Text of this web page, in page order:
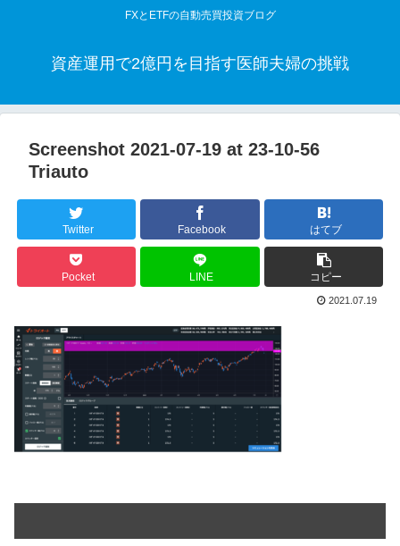
FXとETFの自動売買投資ブログ
資産運用で2億円を目指す医師夫婦の挑戦
Screenshot 2021-07-19 at 23-10-56
Triauto
Twitter Facebook はてブ
Pocket LINE コピー
2021.07.19